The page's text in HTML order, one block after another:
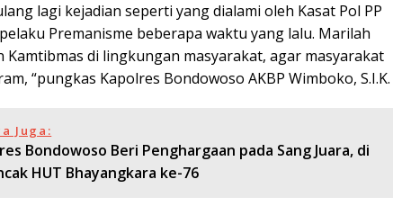
lagi kejadian seperti yang dialami oleh Kasat Pol PP
Premanisme beberapa waktu yang lalu. Marilah
Kamtibmas di lingkungan masyarakat, agar masyarakat
“pungkas Kapolres Bondowoso AKBP Wimboko, S.I.K.
Juga:
Bondowoso Beri Penghargaan pada Sang Juara, di
HUT Bhayangkara ke-76